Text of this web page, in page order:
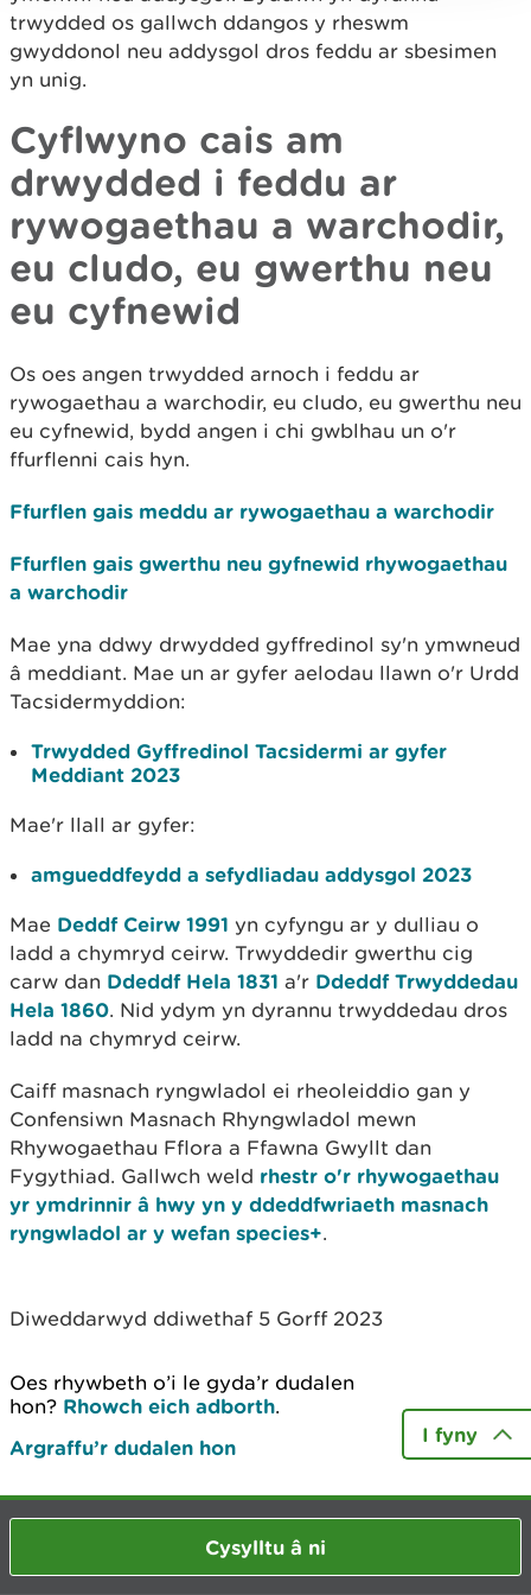
trwydded os gallwch ddangos y rheswm
gwyddonol neu addysgol dros feddu ar sbesimen
yn unig.
Cyflwyno cais am
drwydded i feddu ar
rywogaethau a warchodir,
eu cludo, eu gwerthu neu
eu cyfnewid
Os oes angen trwydded arnoch i feddu ar
rywogaethau a warchodir, eu cludo, eu gwerthu neu
eu cyfnewid, bydd angen i chi gwblhau un o'r
ffurflenni cais hyn.
Ffurflen gais meddu ar rywogaethau a warchodir
Ffurflen gais gwerthu neu gyfnewid rhywogaethau
a warchodir
Mae yna ddwy drwydded gyffredinol sy'n ymwneud
â meddiant. Mae un ar gyfer aelodau llawn o'r Urdd
Tacsidermyddion:
Trwydded Gyffredinol Tacsidermi ar gyfer
Meddiant 2023
Mae'r llall ar gyfer:
amgueddfeydd a sefydliadau addysgol 2023
Mae Deddf Ceirw 1991 yn cyfyngu ar y dulliau o
ladd a chymryd ceirw. Trwyddedir gwerthu cig
carw dan Ddeddf Hela 1831 a'r Ddeddf Trwyddedau
Hela 1860. Nid ydym yn dyrannu trwyddedau dros
ladd na chymryd ceirw.
Caiff masnach ryngwladol ei rheoleiddio gan y
Confensiwn Masnach Rhyngwladol mewn
Rhywogaethau Fflora a Ffawna Gwyllt dan
Fygythiad. Gallwch weld rhestr o'r rhywogaethau
yr ymdrinnir â hwy yn y ddeddfwriaeth masnach
ryngwladol ar y wefan species+.
Diweddarwyd ddiwethaf 5 Gorff 2023
Oes rhywbeth o’i le gyda’r dudalen
hon? Rhowch eich adborth.
Argraffu’r dudalen hon
I fyny
Cysylltu â ni